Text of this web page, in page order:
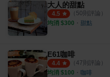
大人的甜點
4.5 （ 50則評論）
均消 $300 ・ 甜點
E61咖啡
4.4 （ 47則評論）
均消 $100 ・ 咖啡